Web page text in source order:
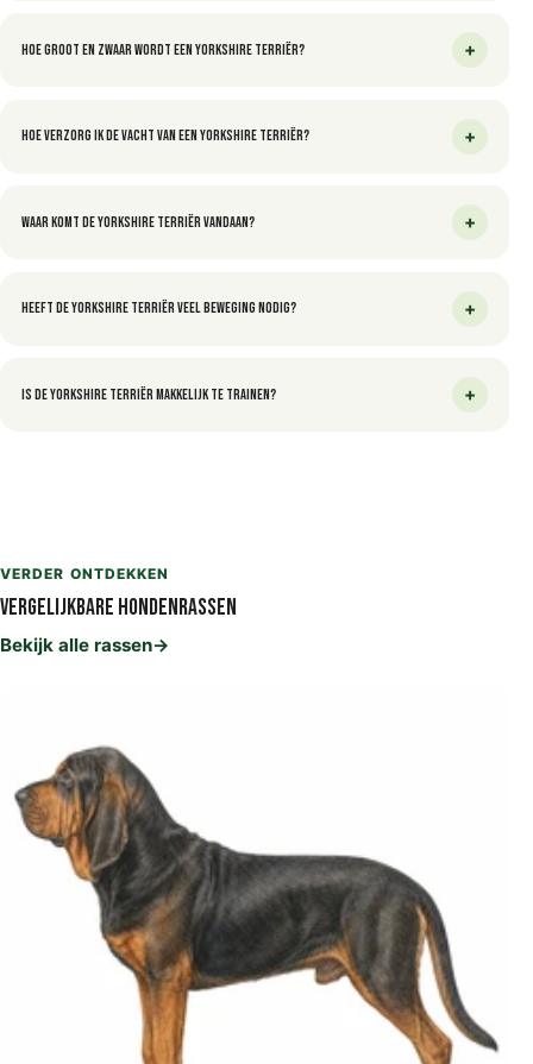
Hoe groot en zwaar wordt een Yorkshire Terriër? +
Hoe verzorg ik de vacht van een Yorkshire Terriër? +
Waar komt de Yorkshire Terriër vandaan? +
Heeft de Yorkshire Terriër veel beweging nodig? +
Is de Yorkshire Terriër makkelijk te trainen? +
VERDER ONTDEKKEN
Vergelijkbare hondenrassen
Bekijk alle rassen→